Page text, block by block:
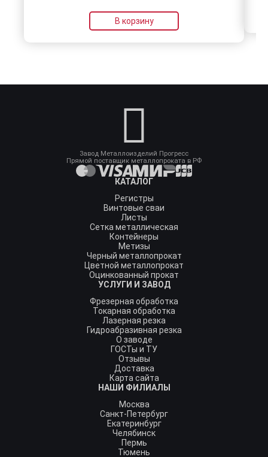
В корзину
Завод Металлоизделий Прогресс
Прямой поставщик металлопроката в РФ
КАТАЛОГ
Регистры
Винтовые сваи
Листы
Сетка металлическая
Контейнеры
Метизы
Черный металлопрокат
Цветной металлопрокат
Оцинкованный прокат
УСЛУГИ И ЗАВОД
Фрезерная обработка
Токарная обработка
Лазерная резка
Гидроабразивная резка
О заводе
ГОСТы и ТУ
Отзывы
Доставка
Карта сайта
НАШИ ФИЛИАЛЫ
Москва
Санкт-Петербург
Екатеринбург
Челябинск
Пермь
Тюмень